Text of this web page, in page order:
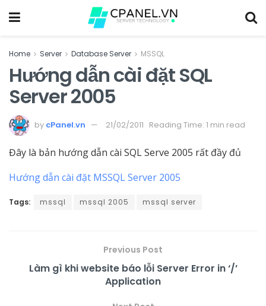
Home Server Database Server MSSQL
Hướng dẫn cài đặt SQL
Server 2005
by cPanel.vn 21/02/2011 Reading Time: 1 min read
Đây là bản hướng dẫn cài SQL Serve 2005 rất đầy đủ
Hướng dẫn cài đặt MSSQL Server 2005
Tags: mssql mssql 2005 mssql server
Previous Post
Làm gì khi website báo lỗi Server Error in ‘/’
Application